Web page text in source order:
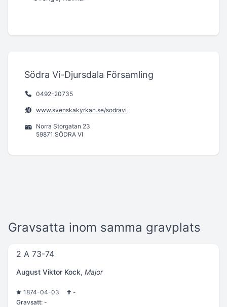
Södra Vi-Djursdala Församling
0492-20735
www.svenskakyrkan.se/sodravi
Norra Storgatan 23
59871 SÖDRA VI
Gravsatta inom samma gravplats
2 A 73-74
August Viktor Kock, Major
1874-04-03
-
Gravsatt: -